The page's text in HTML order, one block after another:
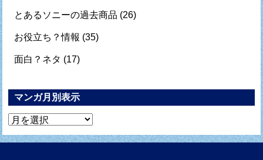
とあるソニーの過去商品 (26)
お役立ち？情報 (35)
面白？ネタ (17)
マンガ月別表示
マ
ン